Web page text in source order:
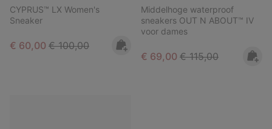
CYPRUS™ LX Women's
Sneaker
Sale price:
€ 60,00 Regular price:
€ 100,00
Middelhoge waterproof
sneakers OUT N ABOUT™ IV
voor dames
Sale price:
€ 69,00 Regular price:
€ 115,00